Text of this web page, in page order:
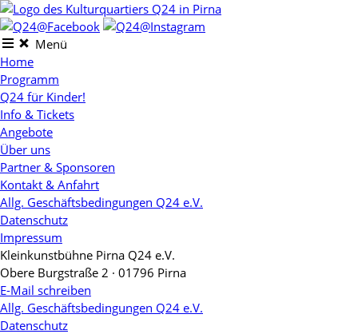
Skip
to
contentMenü
Home
Programm
Q24 für Kinder!
Info & Tickets
Angebote
Über uns
Partner & Sponsoren
Kontakt & Anfahrt
Allg. Geschäftsbedingungen Q24 e.V.
Datenschutz
Impressum
Kleinkunstbühne Pirna Q24 e.V.
Obere Burgstraße 2 · 01796 Pirna
E-Mail schreiben
Allg. Geschäftsbedingungen Q24 e.V.
Datenschutz